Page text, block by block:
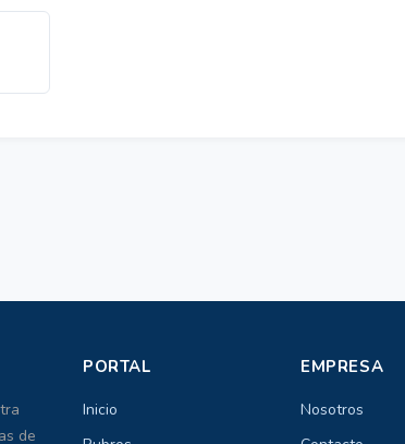
de
PORTAL
Inicio
EMPRESA
Nosotros